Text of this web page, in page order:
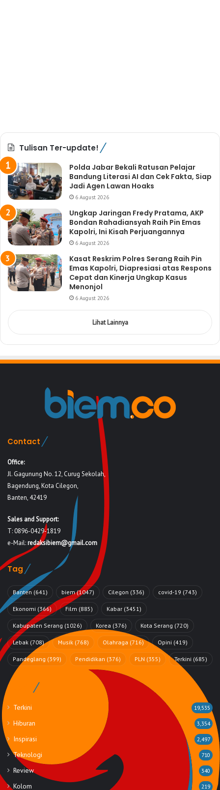
Tulisan Ter-update!
Polda Jabar Bekali Ratusan Pelajar
Bandung Literasi AI dan Cek Fakta, Siap
Jadi Agen Lawan Hoaks
6 August 2026
Ungkap Jaringan Fredy Pratama, AKP
Bondan Rahadiansyah Raih Pin Emas
Kapolri, Ini Kisah Perjuangannya
6 August 2026
Kasat Reskrim Polres Serang Raih Pin
Emas Kapolri, Diapresiasi atas Respons
Cepat dan Kinerja Ungkap Kasus
Menonjol
6 August 2026
Lihat Lainnya
Contact
Office:
Jl. Gagunung No. 12, Curug Sekolah,
Bagendung, Kota Cilegon,
Banten, 42419
Sales and Support:
T: 0896-0429-1819
e-Mail:redaksibiem@gmail.com
Tag
Banten (641) biem(1047) Cilegon (336) covid-19 (743)
Ekonomi (366) Film (885) Kabar (3451)
Kabupaten Serang (1026) Korea (376) Kota Serang (720)
Lebak (708) Musik (768) Olahraga (716) Opini (419)
Pandeglang (399) Pendidikan (376) PLN (355) Terkini (685)
Rubrik
Terkini 19,535
Hiburan 3,354
Inspirasi 2,497
Teknologi 710
Review 340
Kolom 219